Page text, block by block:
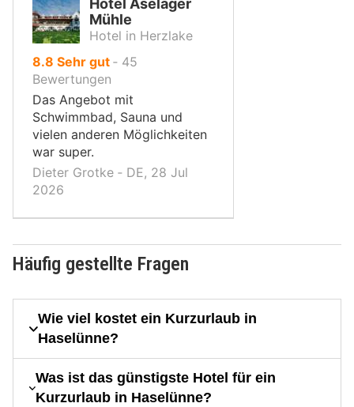
Hotel Aselager
Mühle
Hotel in Herzlake
8.8 von
10,
Sehr gut ‐ 45
Bewertungen
Das Angebot mit
Schwimmbad, Sauna und
vielen anderen Möglichkeiten
war super.
Dieter Grotke ‐ DE, 28 Jul
2026
Häufig gestellte Fragen
Wie viel kostet ein Kurzurlaub in
Haselünne?
Was ist das günstigste Hotel für ein
Kurzurlaub in Haselünne?